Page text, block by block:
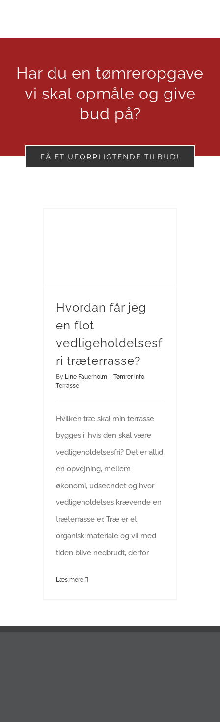
Har du en tømreropgave
vi skal opmåle og give
bud på?
FÅ ET UFORPLIGTENDE TILBUD!
Hvordan får jeg
en flot
vedligeholdelsesf
ri træterrasse?
By Line Fauerholm | Tømrer info,
Terrasse
Hvilken træ skal min terrasse
bygges i, hvis den skal være
vedligeholdelsesfri? Det er altid
en opvejning, mellem
økonomi, udseendet og hvor
vedligeholdelses krævende en
træterrasse er. Træ er et
organisk materiale og vil med
tiden blive nedbrudt, derfor
Læs mere